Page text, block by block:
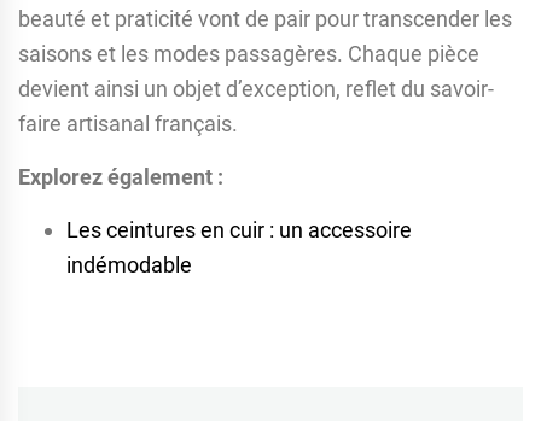
beauté et praticité vont de pair pour transcender les
saisons et les modes passagères. Chaque pièce
devient ainsi un objet d’exception, reflet du savoir-
faire artisanal français.
Explorez également :
Les ceintures en cuir : un accessoire
indémodable